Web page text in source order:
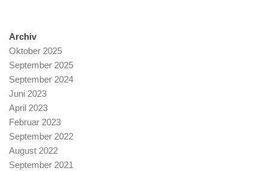
Archiv
Oktober 2025
September 2025
September 2024
Juni 2023
April 2023
Februar 2023
September 2022
August 2022
September 2021